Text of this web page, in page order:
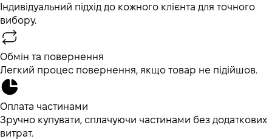
Індивідуальний підхід до кожного клієнта для точного
вибору.
Обмін та повернення
Легкий процес повернення, якщо товар не підійшов.
Оплата частинами
Зручно купувати, сплачуючи частинами без додаткових
витрат.